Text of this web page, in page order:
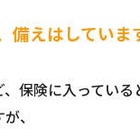
備えはしていま
保険に入っている
、